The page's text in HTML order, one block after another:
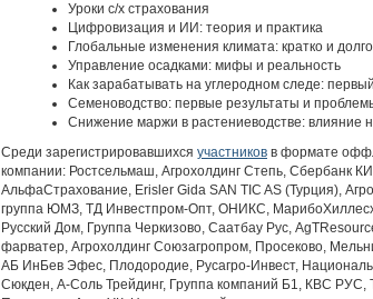
Уроки с/х страхования
Цифровизация и ИИ: теория и практика
Глобальные изменения климата: кратко и
Управление осадками: мифы и реальность
Как зарабатывать на углеродном следе:
Семеноводство: первые результаты и
Снижение маржи в растениеводстве: влияние
Среди зарегистрировавшихся участников в формате
компании: Ростсельмаш, Агрохолдинг Степь, Сбербанк
АльфаСтрахование, Erisler Gida SAN TIC AS (Турция),
группа ЮМЗ, ТД Инвестпром-Опт, ОНИКС,
Русский Дом, Группа Черкизово, Саатбау Рус,
фарватер, Агрохолдинг Союзагропром, Просеково,
АБ ИнБев Эфес, Плодородие, Русагро-Инвест,
Сюкден, А-Соль Трейдинг, Группа компаний Б1, КВС РУС,